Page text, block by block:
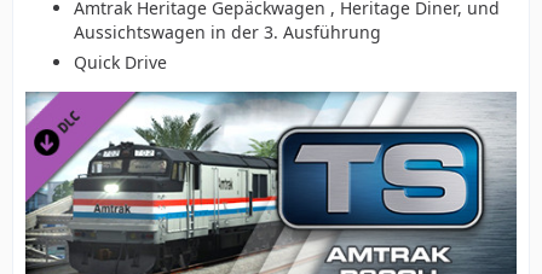
Amtrak Heritage Gepäckwagen , Heritage Diner, und
Aussichtswagen in der 3. Ausführung
Quick Drive